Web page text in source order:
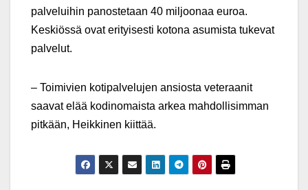
palveluihin panostetaan 40 miljoonaa euroa.
Keskiössä ovat erityisesti kotona asumista tukevat
palvelut.
– Toimivien kotipalvelujen ansiosta veteraanit
saavat elää kodinomaista arkea mahdollisimman
pitkään, Heikkinen kiittää.